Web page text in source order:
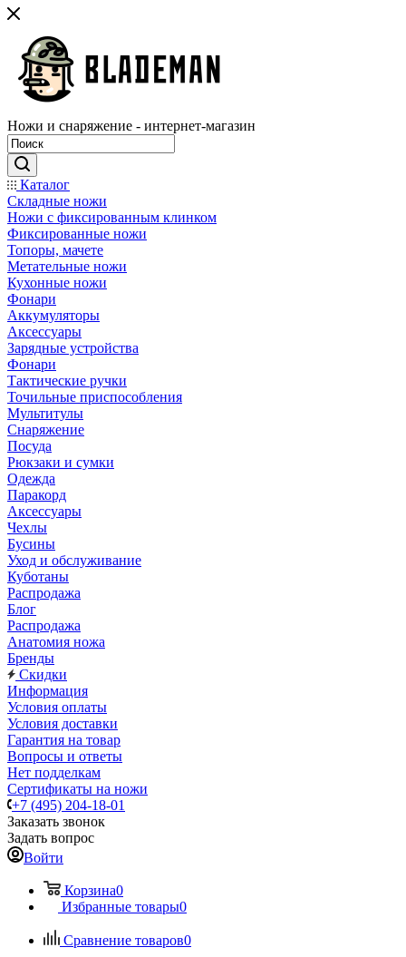
Ножи и снаряжение - интернет-магазин
Каталог
Складные ножи
Ножи с фиксированным клинком
Фиксированные ножи
Топоры, мачете
Метательные ножи
Кухонные ножи
Фонари
Аккумуляторы
Аксессуары
Зарядные устройства
Фонари
Тактические ручки
Точильные приспособления
Мультитулы
Снаряжение
Посуда
Рюкзаки и сумки
Одежда
Паракорд
Аксессуары
Чехлы
Бусины
Уход и обслуживание
Куботаны
Распродажа
Блог
Распродажа
Анатомия ножа
Бренды
Скидки
Информация
Условия оплаты
Условия доставки
Гарантия на товар
Вопросы и ответы
Нет подделкам
Сертификаты на ножи
+7 (495) 204-18-01
Заказать звонок
Задать вопрос
Войти
Корзина0
Избранные товары0
Сравнение товаров0